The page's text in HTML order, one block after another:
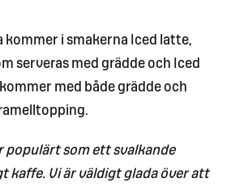
kommer i smakerna Iced latte,
serveras med grädde och Iced
med både grädde och
populärt som ett svalkande
kaffe. Vi är väldigt glada över att